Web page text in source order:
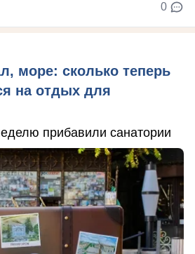
0
море: сколько теперь
на отдых для
прибавили санатории